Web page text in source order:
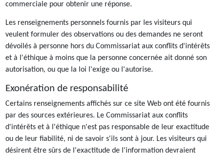
commerciale pour obtenir une réponse.
Les renseignements personnels fournis par les visiteurs qui
veulent formuler des observations ou des demandes ne seront
dévoilés à personne hors du Commissariat aux conflits d'intérêts
et à l'éthique à moins que la personne concernée ait donné son
autorisation, ou que la loi l'exige ou l'autorise.
Exonération de responsabilité
Certains renseignements affichés sur ce site Web ont été fournis
par des sources extérieures. Le Commissariat aux conflits
d'intérêts et à l'éthique n'est pas responsable de leur exactitude
ou de leur fiabilité, ni de savoir s'ils sont à jour. Les visiteurs qui
désirent être sûrs de l'exactitude de l'information devraient